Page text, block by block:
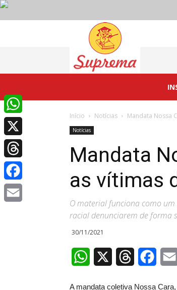
Suprema
Início Notícias Mandata Nossa
Notícias
Mandata
as vítimas
O material funciona como
racial denunciarem de forma
30/11/2021
WhatsApp Threads
A mandata coletiva Nossa
WhatsApp
X
Threads
Facebook